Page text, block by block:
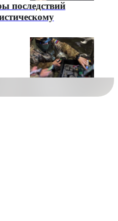
последствий